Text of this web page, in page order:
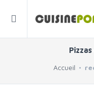
Accueil